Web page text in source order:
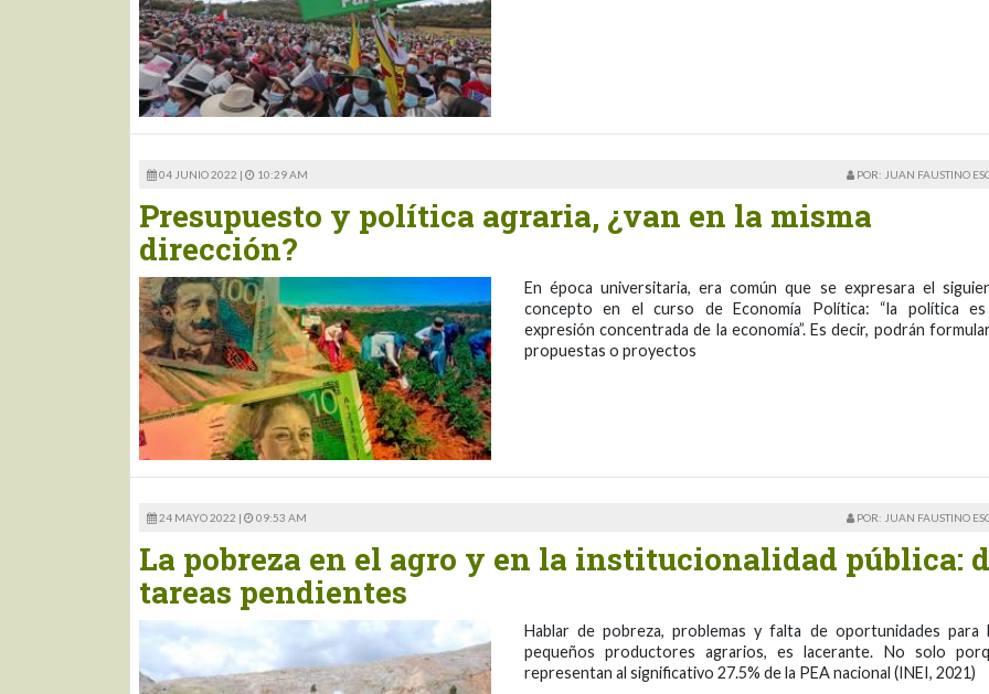
04 JUNIO 2022 | 10:29 AM POR: JUAN FAUSTINO
Presupuesto y política agraria, ¿van en la misma
dirección?
En época universitaria, era común que se expresara el
concepto en el curso de Economía Política: “la política
expresión concentrada de la economía”. Es decir, podrán
propuestas o proyectos
24 MAYO 2022 | 09:53 AM POR: JUAN FAUSTINO
La pobreza en el agro y en la institucionalidad pública:
tareas pendientes
Hablar de pobreza, problemas y falta de oportunidades para
pequeños productores agrarios, es lacerante. No solo
representan al significativo 27.5% de la PEA nacional (INEI, 2021)